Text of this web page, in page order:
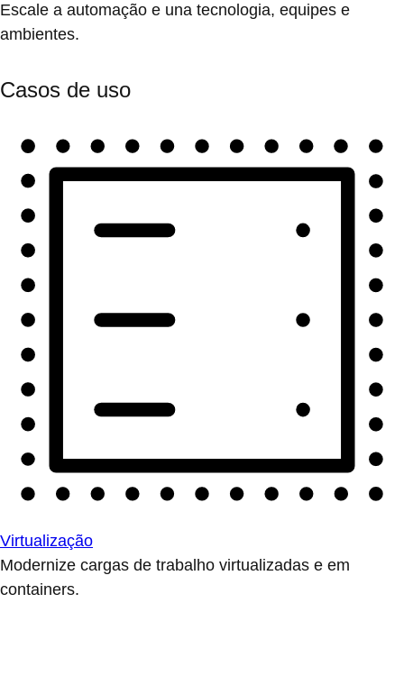
Escale a automação e una tecnologia, equipes e
ambientes.
Casos de uso
Virtualização
Modernize cargas de trabalho virtualizadas e em
containers.